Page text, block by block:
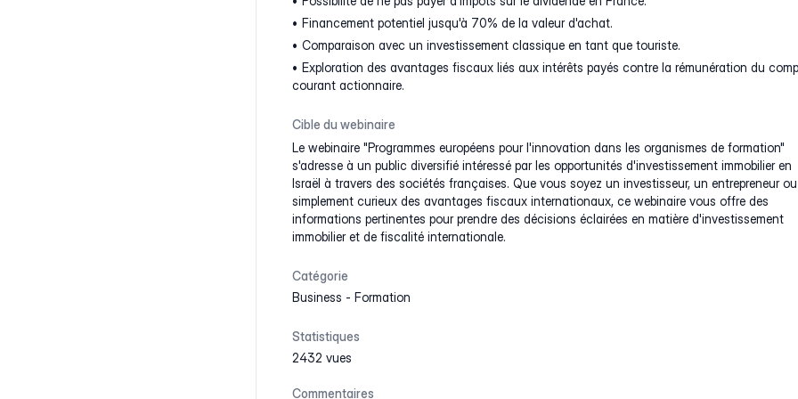
Financement potentiel jusqu'à 70% de la valeur d'achat.
Comparaison avec un investissement classique en tant que touriste.
Exploration des avantages fiscaux liés aux intérêts payés contre la rémunération du
courant actionnaire.
Cible du webinaire
Le webinaire "Programmes européens pour l'innovation dans les organismes de formation"
s'adresse à un public diversifié intéressé par les opportunités d'investissement immobilier en
Israël à travers des sociétés françaises. Que vous soyez un investisseur, un entrepreneur ou
simplement curieux des avantages fiscaux internationaux, ce webinaire vous offre des
informations pertinentes pour prendre des décisions éclairées en matière d'investissement
immobilier et de fiscalité internationale.
Catégorie
Business - Formation
Statistiques
2432 vues
Commentaires